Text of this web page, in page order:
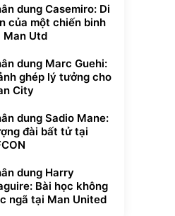
dung Casemiro: Di
của một chiến binh
Man Utd
dung Marc Guehi:
ghép lý tưởng cho
City
dung Sadio Mane:
đài bất tử tại
dung Harry
Bài học không
ngã tại Man United